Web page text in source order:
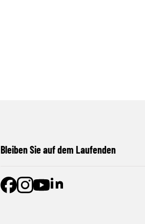
Bleiben Sie auf dem Laufenden